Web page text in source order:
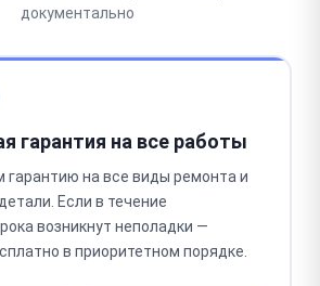
документально
гарантия на все работы
гарантию на все виды ремонта и
Если в течение
возникнут неполадки —
в приоритетном порядке.